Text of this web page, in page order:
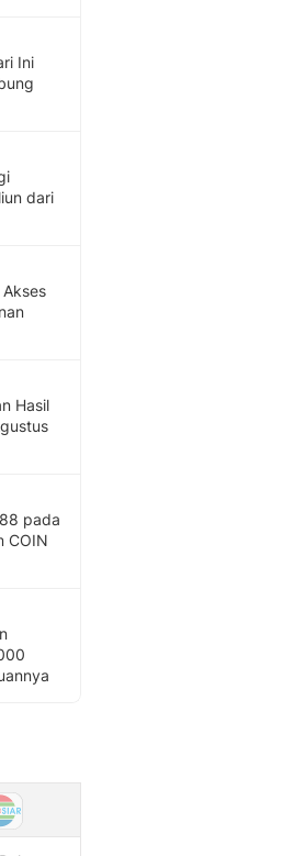
Ini
dari
Akses
Hasil
pada
COIN